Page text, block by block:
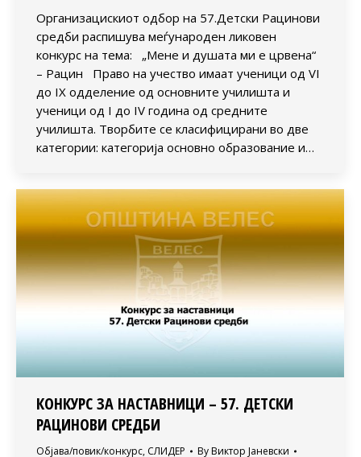
Организацискиот одбор на 57.Детски Рацинови
средби распишува меѓународен ликовен
конкурс на тема: „Мене и душата ми е црвена“
– Рацин Право на учество имаат ученици од VI
до IX одделение од oсновните училишта и
ученици од I до IV година од средните
училишта. Творбите се класифицирани во две
категории: категорија основно образование и…
КОНКУРС ЗА НАСТАВНИЦИ – 57. ДЕТСКИ
РАЦИНОВИ СРЕДБИ
Објава/повик/конкурс, СЛИДЕР By Виктор Јаневски